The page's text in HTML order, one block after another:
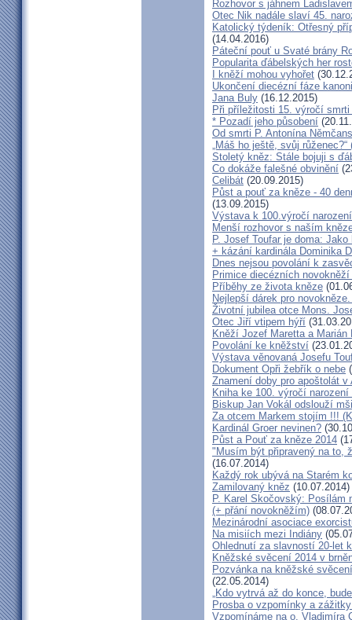
Rozhovor s jáhnem
Otec Nik nadále slaví 45.
Katolický týdeník: Otřesný
(14.04.2016)
Páteční pouť u Svaté brány
Popularita ďábelských her
I kněží mohou vyhořet
Ukončení diecézní fáze
Jana Buly (16.12.2015)
Při příležitosti 15. výročí
* Pozadí jeho působení
Od smrti P. Antonína
„Máš ho ještě, svůj
Stoletý kněz: Stále bojuji s
Co dokáže falešné obvinění
Celibát (20.09.2015)
Půst a pouť za kněze - 40
(13.09.2015)
Výstava k 100.výročí
Menší rozhovor s naším
P. Josef Toufar je doma:
+ kázání kardinála Dominika
Dnes nejsou povolání k
Primice diecézních
Příběhy ze života kněze
Nejlepší dárek pro
Životní jubilea otce Mons.
Otec Jiří vtipem hýří
Kněží Jozef Maretta a Marián
Povolání ke kněžství
Výstava věnovaná Josefu
Dokument Opři žebřík o nebe
Znamení doby pro apoštolát v
Kniha ke 100. výročí narození
Biskup Jan Vokál odslouží
Za otcem Markem stojím !!!
Kardinál Groer nevinen?
Půst a Pouť za kněze 2014
"Musím být připravený na to,
(16.07.2014)
Každý rok ubývá na Starém
Zamilovaný kněz (10.07.2014)
P. Karel Skočovský: Posílám
(+ přání novokněžím)
Mezinárodní asociace
Na misiích mezi Indiány
Ohlednutí za slavností 20-let
Kněžské svěcení 2014 v
Pozvánka na kněžské
(22.05.2014)
„Kdo vytrvá až do konce,
Prosba o vzpomínky a
Vzpomínáme na o. Vladimíra